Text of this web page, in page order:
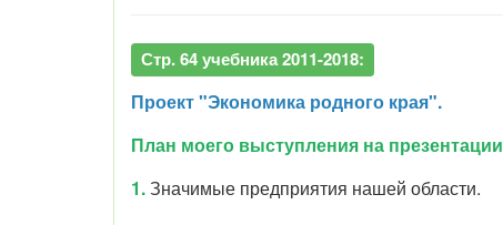
Стр. 64 учебника 2011-2018:
Проект "Экономика родного края".
План моего выступления на презентации
1.Значимые предприятия нашей области.